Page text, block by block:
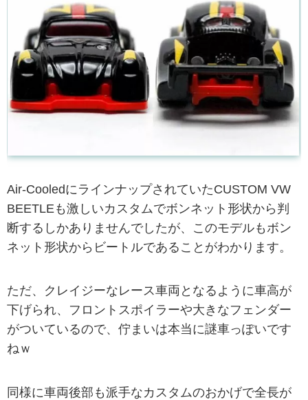
Air-CooledにラインナップされていたCUSTOM VW
BEETLEも激しいカスタムでボンネット形状から判
断するしかありませんでしたが、このモデルもボン
ネット形状からビートルであることがわかります。
ただ、クレイジーなレース車両となるように車高が
下げられ、フロントスポイラーや大きなフェンダー
がついているので、佇まいは本当に謎車っぽいです
ねｗ
同様に車両後部も派手なカスタムのおかげで全長が